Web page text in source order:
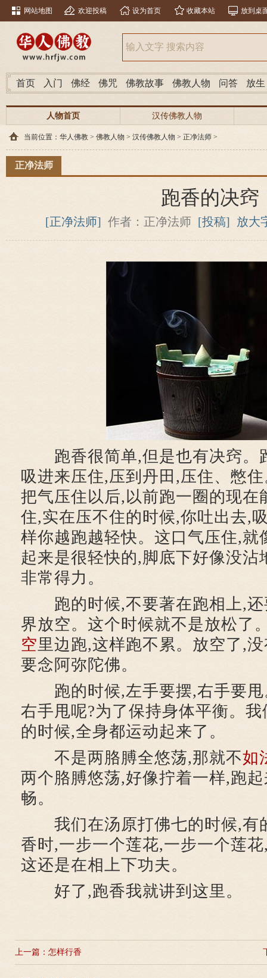
网站地图 欢迎投稿 设为首页 收藏本站 放到桌
首页 入门 佛经 佛咒 佛教故事 佛教人物 问答 放生
人物首页 汉传佛教人物
当前位置： 华人佛教 > 佛教人物 > 汉传佛教人物 > 正净法师 >
正净法师
跑香的决窍
[正净法师] 作者：正净法师 [投稿] 放大
跑香很简单,但是也有决窍。
吸进来压住,压到丹田,压住、憋
把气压住以后,以前跑一圈的现在
住,实在压不住的时候,你吐出去,
样你越跑越轻快。这口气压住,就
起来是很轻快的,脚底下好像没沾
非常得力。
跑的时候,不要著在跑相上,还
界放空。这个时候就不是放松了
空里边跑,这样跑不累。放空了,
要念阿弥陀佛。
跑的时候,左手要摆,右手要甩
右手甩呢?为了保持身体平衡。
的时候,全身都运动起来了。
不是两胳膊全悠荡,那就不如
两个胳膊悠荡,好像拧着一样,跑
畅。
我们在汤原打佛七的时候,有
香时,一步一个莲花,一步一个莲
这还是在相上下功夫。
好了,跑香我就讲到这里。
上一篇： 怎样行香